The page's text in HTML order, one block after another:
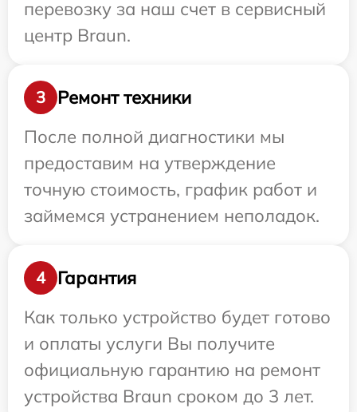
перевозку за наш счет в сервисный
центр Braun.
3
Ремонт техники
После полной диагностики мы
предоставим на утверждение
точную стоимость, график работ и
займемся устранением неполадок.
4
Гарантия
Как только устройство будет готово
и оплаты услуги Вы получите
официальную гарантию на ремонт
устройства Braun сроком до 3 лет.